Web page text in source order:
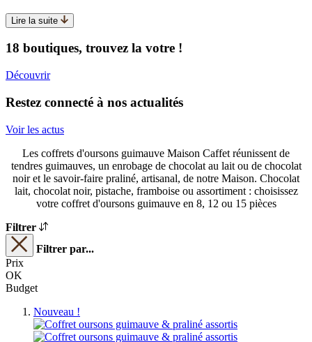
Lire la suite
18 boutiques, trouvez la votre !
Découvrir
Restez connecté à nos actualités
Voir les actus
Les coffrets d'oursons guimauve Maison Caffet réunissent de
tendres guimauves, un enrobage de chocolat au lait ou de chocolat
noir et le savoir-faire praliné, artisanal, de notre Maison. Chocolat
lait, chocolat noir, pistache, framboise ou assortiment : choisissez
votre coffret d'oursons guimauve en 8, 12 ou 15 pièces
Filtrer
Filtrer par...
Prix
OK
Budget
Nouveau !